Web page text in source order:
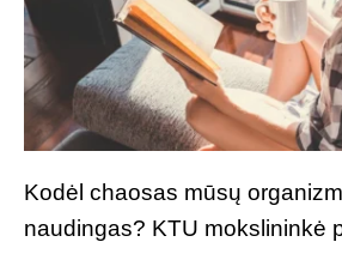
Kodėl chaosas mūsų
naudingas? KTU mokslininkė